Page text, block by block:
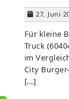
27. Juni
Für kleine
Truck
im
City
[…]